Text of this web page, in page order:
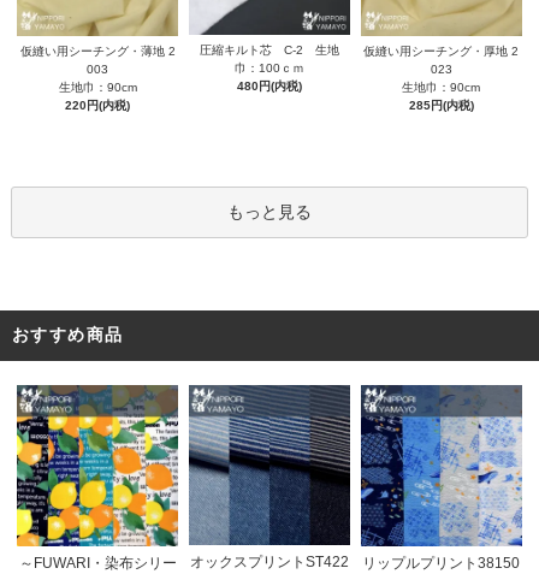
仮縫い用シーチング・薄地 2
003
生地巾：90cm
220円(内税)
圧縮キルト芯 C-2 生地
巾：100ｃｍ
480円(内税)
仮縫い用シーチング・厚地 2
023
生地巾：90cm
285円(内税)
もっと見る
おすすめ商品
～FUWARI・染布シリー
オックスプリントST422
リップルプリント38150